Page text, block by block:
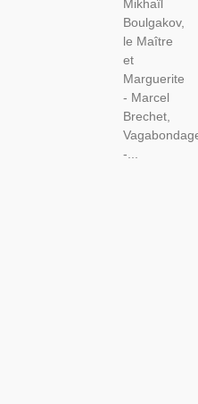
Mikhaïl
Boulgakov,
le Maître
et
Marguerite
- Marcel
Brechet,
-...